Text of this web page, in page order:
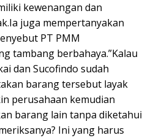
kewenangan dan
juga mempertanyakan
PT PMM
tambang berbahaya.”Kalau
dan Sucofindo sudah
barang tersebut layak
perusahaan kemudian
barang lain tanpa diketahui
Ini yang harus